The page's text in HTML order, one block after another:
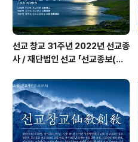
선교 창교 31주년 2022년 선교종
사 / 재단법인 선교 「선교종보(仙